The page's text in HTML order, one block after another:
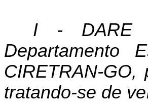
I - DARE
Departamento
CIRETRAN-
tratando-se de